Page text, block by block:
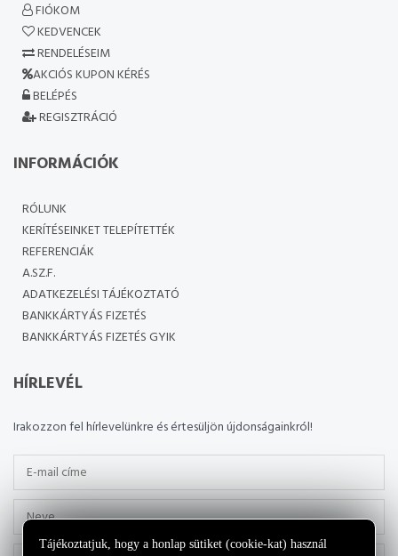
FIÓKOM
KEDVENCEK
RENDELÉSEIM
AKCIÓS KUPON KÉRÉS
BELÉPÉS
REGISZTRÁCIÓ
INFORMÁCIÓK
RÓLUNK
KERÍTÉSEINKET TELEPÍTETTÉK
REFERENCIÁK
A.SZ.F.
ADATKEZELÉSI TÁJÉKOZTATÓ
BANKKÁRTYÁS FIZETÉS
BANKKÁRTYÁS FIZETÉS GYIK
HÍRLEVÉL
Irakozzon fel hírlevelünkre és értesüljön újdonságainkról!
Tájékoztatjuk, hogy a honlap sütiket (cookie-kat) használ